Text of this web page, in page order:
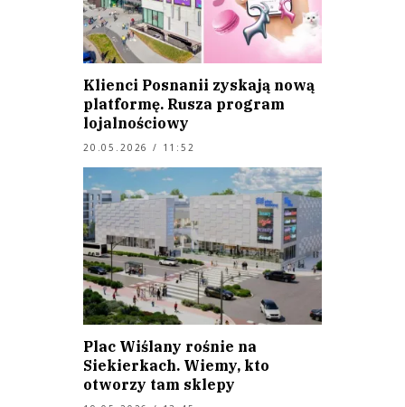
Klienci Posnanii zyskają nową
platformę. Rusza program
lojalnościowy
20.05.2026 / 11:52
Plac Wiślany rośnie na
Siekierkach. Wiemy, kto
otworzy tam sklepy